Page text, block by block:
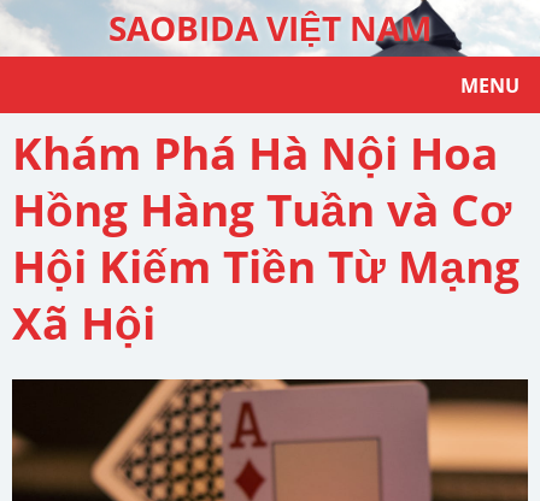
SAOBIDA VIỆT NAM
MENU
Khám Phá Hà Nội Hoa
Hồng Hàng Tuần và Cơ
Hội Kiếm Tiền Từ Mạng
Xã Hội